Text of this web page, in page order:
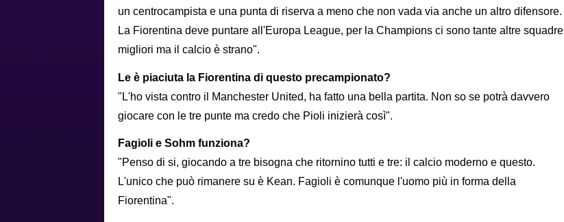
un centrocampista e una punta di riserva a meno che non vada via anche un altro difensore.
La Fiorentina deve puntare all'Europa League, per la Champions ci sono tante altre squadre
migliori ma il calcio è strano".
Le è piaciuta la Fiorentina di questo precampionato?
"L'ho vista contro il Manchester United, ha fatto una bella partita. Non so se potrà davvero
giocare con le tre punte ma credo che Pioli inizierà così".
Fagioli e Sohm funziona?
"Penso di si, giocando a tre bisogna che ritornino tutti e tre: il calcio moderno e questo.
L'unico che può rimanere su è Kean. Fagioli è comunque l'uomo più in forma della
Fiorentina".